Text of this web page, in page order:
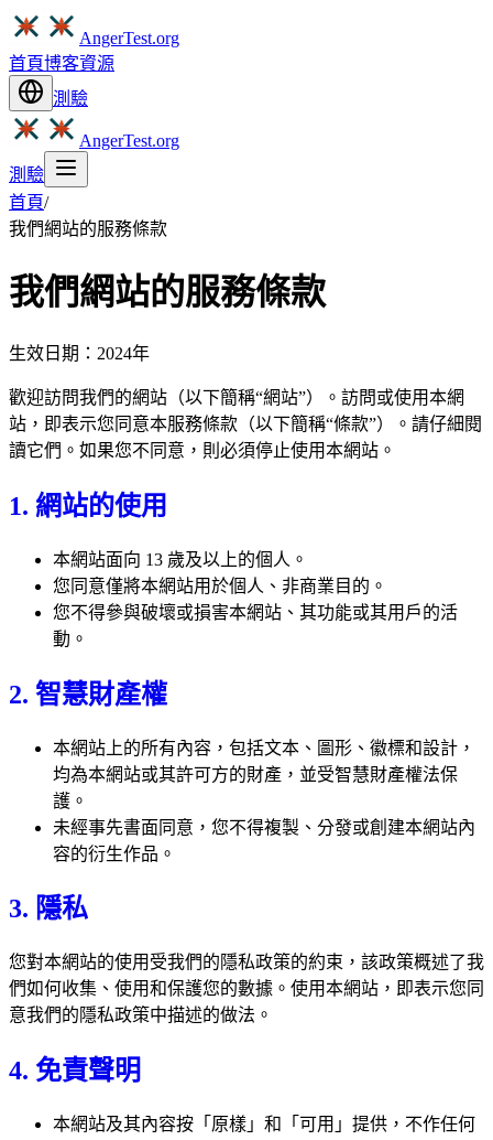
AngerTest.org
首頁博客資源
測驗
AngerTest.org
測驗
首頁/
我們網站的服務條款
我們網站的服務條款
生效日期：2024年
歡迎訪問我們的網站（以下簡稱“網站”）。訪問或使用本網
站，即表示您同意本服務條款（以下簡稱“條款”）。請仔細閱
讀它們。如果您不同意，則必須停止使用本網站。
1. 網站的使用
本網站面向 13 歲及以上的個人。
您同意僅將本網站用於個人、非商業目的。
您不得參與破壞或損害本網站、其功能或其用戶的活
動。
2. 智慧財產權
本網站上的所有內容，包括文本、圖形、徽標和設計，
均為本網站或其許可方的財產，並受智慧財產權法保
護。
未經事先書面同意，您不得複製、分發或創建本網站內
容的衍生作品。
3. 隱私
您對本網站的使用受我們的隱私政策的約束，該政策概述了我
們如何收集、使用和保護您的數據。使用本網站，即表示您同
意我們的隱私政策中描述的做法。
4. 免責聲明
本網站及其內容按「原樣」和「可用」提供，不作任何